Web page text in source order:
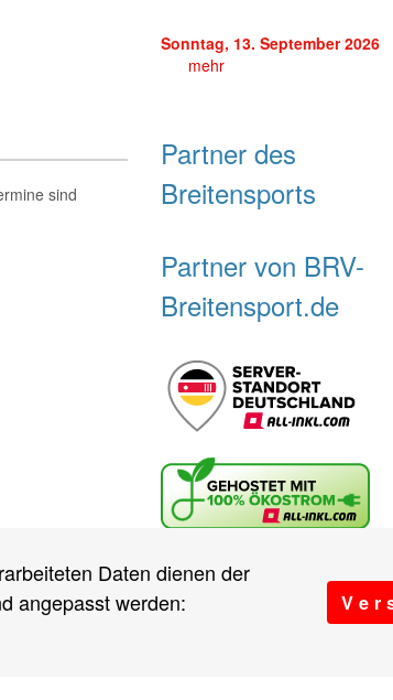
Daten dienen der
angepasst werden:
V e r
sind
Sonntag, 13. September 2026
mehr
Partner des
Breitensports
Partner von BRV-
Breitensport.de
Wer sind wir? Vereine